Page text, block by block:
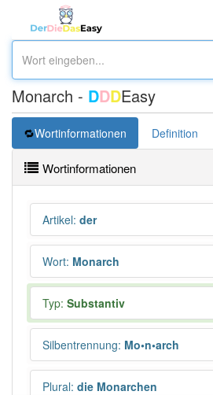
Monarch - DDDEasy
Wortinformationen Definition
Wortinformationen
Artikel: der
Wort: Monarch
Typ: Substantiv
Silbentrennung: Mo•n•arch
Plural: die Monarchen